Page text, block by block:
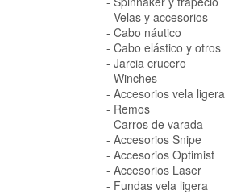
Velas y accesorios
Cabo náutico
Cabo elástico y otros
Jarcia crucero
Winches
Accesorios vela ligera
Remos
Carros de varada
Accesorios Snipe
Accesorios Optimist
Accesorios Laser
Fundas vela ligera